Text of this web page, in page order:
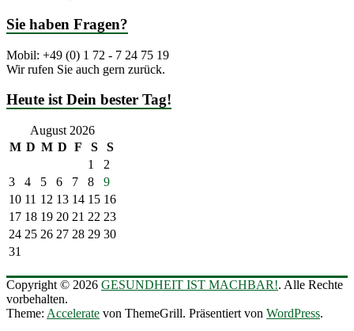
Sie haben Fragen?
Mobil: +49 (0) 1 72 - 7 24 75 19
Wir rufen Sie auch gern zurück.
Heute ist Dein bester Tag!
August 2026
M D M D F S
S
1
2
3
4 5 6 7 8
9
10 11 12 13 14 15 16
17 18 19 20 21 22 23
24 25 26 27 28 29 30
31
Copyright © 2026 GESUNDHEIT IST MACHBAR!. Alle Rechte
vorbehalten.
Theme: Accelerate von ThemeGrill. Präsentiert von WordPress.